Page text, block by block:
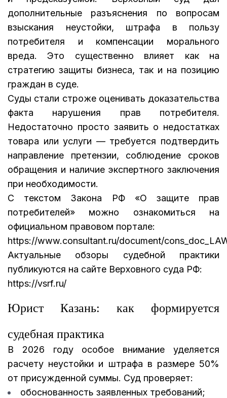
дополнительные разъяснения по вопросам
взыскания неустойки, штрафа в пользу
потребителя и компенсации морального
вреда. Это существенно влияет как на
стратегию защиты бизнеса, так и на позицию
граждан в суде.
Суды стали строже оценивать доказательства
факта нарушения прав потребителя.
Недостаточно просто заявить о недостатках
товара или услуги — требуется подтвердить
направление претензии, соблюдение сроков
обращения и наличие экспертного заключения
при необходимости.
С текстом Закона РФ «О защите прав
потребителей» можно ознакомиться на
официальном правовом портале:
https://www.consultant.ru/document/
Актуальные обзоры судебной практики
публикуются на сайте Верховного суда РФ:
https://vsrf.ru/
Юрист Казань: как формируется
судебная практика
В 2026 году особое внимание уделяется
расчету неустойки и штрафа в размере 50%
от присужденной суммы. Суд проверяет:
обоснованность заявленных требований;